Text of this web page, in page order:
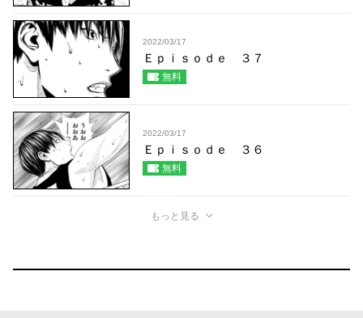
2022/03/17
Ｅｐｉｓｏｄｅ ３７
無料
2022/03/17
Ｅｐｉｓｏｄｅ ３６
無料
もっと見る